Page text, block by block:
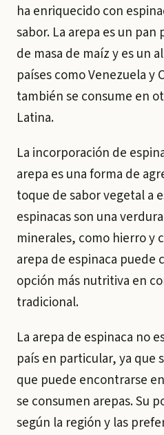
ha enriquecido con
sabor. La arepa es un
de masa de maíz y es un
países como Venezuela y
también se consume en
Latina.
La incorporación de
arepa es una forma de
toque de sabor vegetal a
espinacas son una
minerales, como hierro y
arepa de espinaca puede
opción más nutritiva en
tradicional.
La arepa de espinaca no
país en particular, ya que
que puede encontrarse
se consumen arepas. Su
según la región y las